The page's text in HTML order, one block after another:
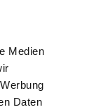
Medien
Daten